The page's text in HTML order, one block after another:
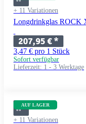
+ 11 Variationen
Longdrinkglas ROCK
207,95 €*
3,47 € pro 1 Stück
Sofort verfügbar
Lieferzeit: 1 - 3 Werktage
AUF LAGER
+ 11 Variationen